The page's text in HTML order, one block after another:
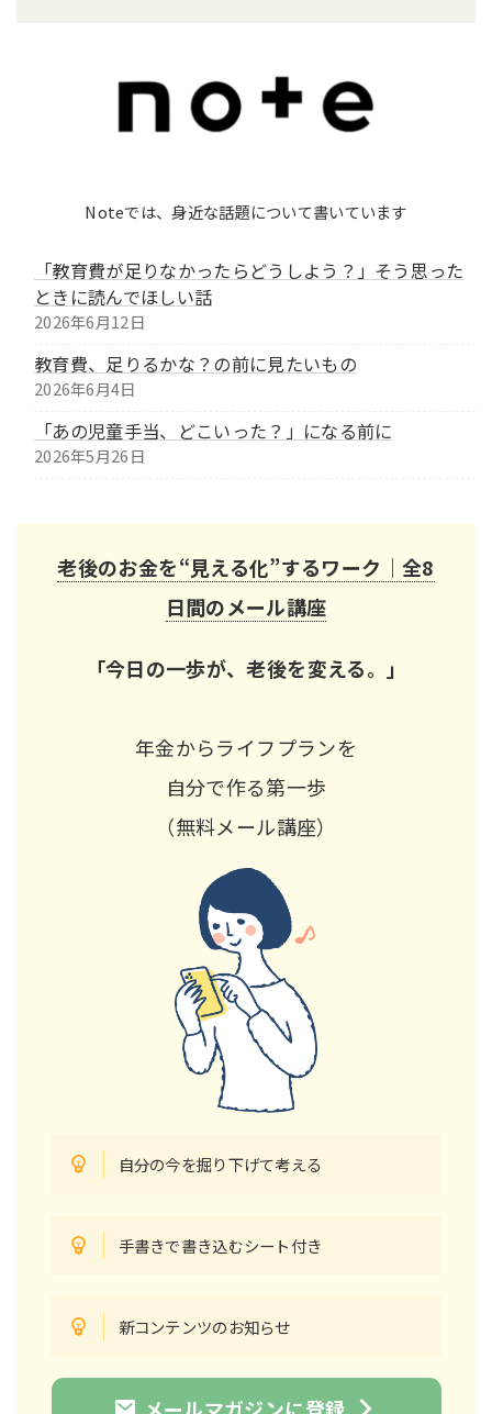
Noteでは、身近な話題について書いています
「教育費が足りなかったらどうしよう？」そう思った
ときに読んでほしい話
2026年6月12日
教育費、足りるかな？の前に見たいもの
2026年6月4日
「あの児童手当、どこいった？」になる前に
2026年5月26日
老後のお金を“見える化”するワーク｜全8
日間のメール講座
「今日の一歩が、老後を変える。」
年金からライフプランを
自分で作る第一歩
（無料メール講座）
自分の今を掘り下げて考える
手書きで書き込むシート付き
新コンテンツのお知らせ
メールマガジンに登録